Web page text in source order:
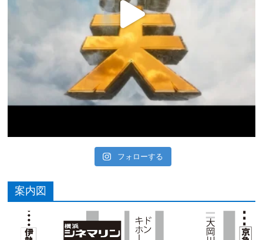
フォローする
案内図